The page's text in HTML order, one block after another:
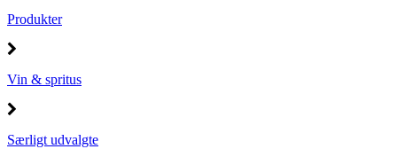
Produkter
Vin & spritus
Særligt udvalgte